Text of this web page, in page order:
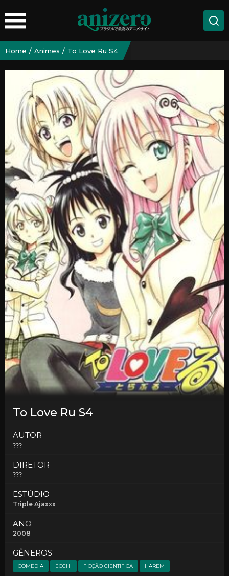
Home Animes To Love Ru S4
To Love Ru S4
AUTOR
???
DIRETOR
???
ESTÚDIO
Triple Ajaxxx
ANO
2008
GÊNEROS
COMÉDIA ECCHI FICÇÃO CIENTÍFICA HARÉM